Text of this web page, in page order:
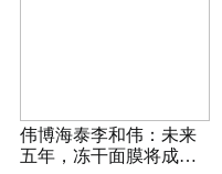
伟博海泰李和伟：未来
五年，冻干面膜将成最